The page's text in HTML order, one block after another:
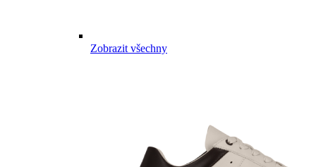
Zobrazit všechny